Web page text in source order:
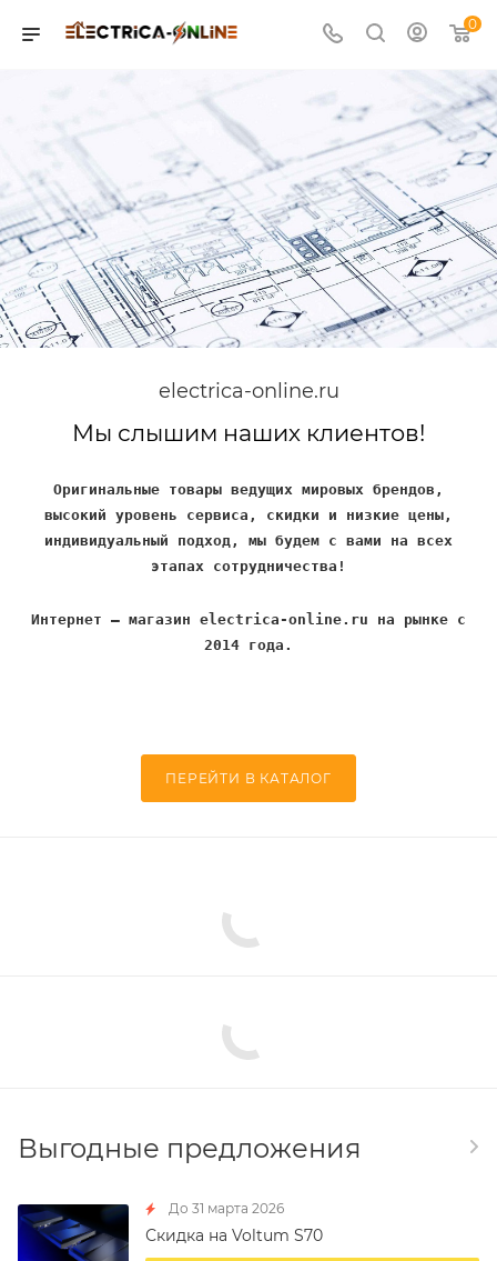
0
electrica-online.ru
Мы слышим наших клиентов!
Оригинальные товары ведущих мировых брендов,
высокий уровень сервиса, скидки и низкие цены,
индивидуальный подход, мы будем с вами на всех
этапах сотрудничества!
Интернет – магазин electrica-online.ru на рынке с
2014 года.
ПЕРЕЙТИ В КАТАЛОГ
Выгодные предложения
До 31 марта 2026
Скидка на Voltum S70